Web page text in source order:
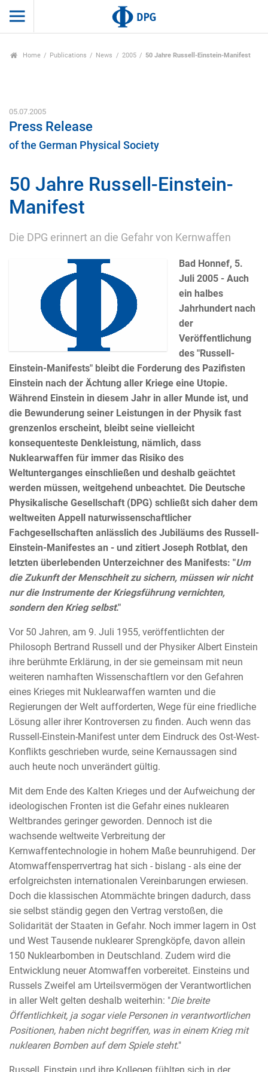
Home Publications News 2005 50 Jahre Russell-Einstein-Manifest
05.07.2005
Press Release
of the German Physical Society
50 Jahre Russell-Einstein-
Manifest
Die DPG erinnert an die Gefahr von Kernwaffen
Bad Honnef, 5.
Juli 2005 - Auch
ein halbes
Jahrhundert nach
der
Veröffentlichung
des "Russell-
Einstein-Manifests" bleibt die Forderung des Pazifisten
Einstein nach der Ächtung aller Kriege eine Utopie.
Während Einstein in diesem Jahr in aller Munde ist, und
die Bewunderung seiner Leistungen in der Physik fast
grenzenlos erscheint, bleibt seine vielleicht
konsequenteste Denkleistung, nämlich, dass
Nuklearwaffen für immer das Risiko des
Weltunterganges einschließen und deshalb geächtet
werden müssen, weitgehend unbeachtet. Die Deutsche
Physikalische Gesellschaft (DPG) schließt sich daher dem
weltweiten Appell naturwissenschaftlicher
Fachgesellschaften anlässlich des Jubiläums des Russell-
Einstein-Manifestes an - und zitiert Joseph Rotblat, den
letzten überlebenden Unterzeichner des Manifests: "Um
die Zukunft der Menschheit zu sichern, müssen wir nicht
nur die Instrumente der Kriegsführung vernichten,
sondern den Krieg selbst."
Vor 50 Jahren, am 9. Juli 1955, veröffentlichten der
Philosoph Bertrand Russell und der Physiker Albert Einstein
ihre berühmte Erklärung, in der sie gemeinsam mit neun
weiteren namhaften Wissenschaftlern vor den Gefahren
eines Krieges mit Nuklearwaffen warnten und die
Regierungen der Welt aufforderten, Wege für eine friedliche
Lösung aller ihrer Kontroversen zu finden. Auch wenn das
Russell-Einstein-Manifest unter dem Eindruck des Ost-West-
Konflikts geschrieben wurde, seine Kernaussagen sind
auch heute noch unverändert gültig.
Mit dem Ende des Kalten Krieges und der Aufweichung der
ideologischen Fronten ist die Gefahr eines nuklearen
Weltbrandes geringer geworden. Dennoch ist die
wachsende weltweite Verbreitung der
Kernwaffentechnologie in hohem Maße beunruhigend. Der
Atomwaffensperrvertrag hat sich - bislang - als eine der
erfolgreichsten internationalen Vereinbarungen erwiesen.
Doch die klassischen Atommächte bringen dadurch, dass
sie selbst ständig gegen den Vertrag verstoßen, die
Solidarität der Staaten in Gefahr. Noch immer lagern in Ost
und West Tausende nuklearer Sprengköpfe, davon allein
150 Nuklearbomben in Deutschland. Zudem wird die
Entwicklung neuer Atomwaffen vorbereitet. Einsteins und
Russels Zweifel am Urteilsvermögen der Verantwortlichen
in aller Welt gelten deshalb weiterhin: "Die breite
Öffentlichkeit, ja sogar viele Personen in verantwortlichen
Positionen, haben nicht begriffen, was in einem Krieg mit
nuklearen Bomben auf dem Spiele steht."